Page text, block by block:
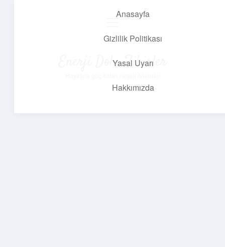
Anasayfa
Gizlilik Politikası
Yasal Uyarı
Hakkımızda
Enerji Dolu Fikirler